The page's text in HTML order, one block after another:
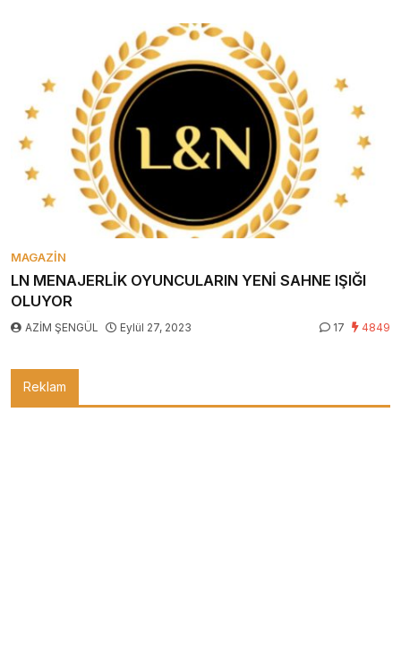
MAGAZIN
LN MENAJERLİK OYUNCULARIN YENİ SAHNE IŞIĞI
OLUYOR
AZİM ŞENGÜL Eylül 27, 2023 17 4849
Reklam